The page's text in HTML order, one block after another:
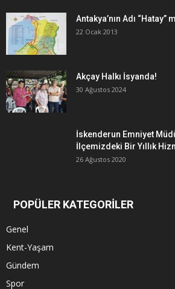
Antakya’nın Adı “Hatay”
22 Ocak 2013
Akçay Halkı İsyanda!
30 Ağustos 2024
İskenderun Emniyet
İlçemizdeki Bir Yıllık
26 Ağustos 2020
POPÜLER KATEGORİLER
Genel
Kent-Yaşam
Gündem
Spor